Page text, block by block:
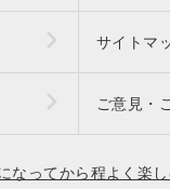
サイトマ
ご意見・
なってから程よく楽